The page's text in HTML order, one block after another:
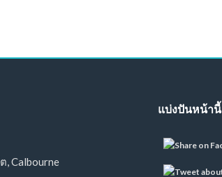
, Calbourne
แบ่งปันหน้านี้